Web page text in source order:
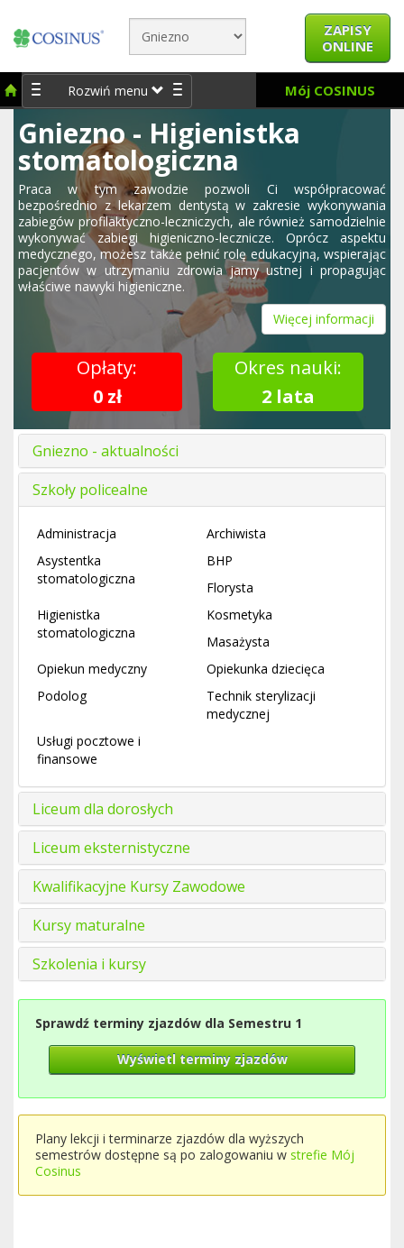
ZAPISY
ONLINE
Rozwiń menu Mój COSINUS
Gniezno - Higienistka
stomatologiczna
Praca w tym zawodzie pozwoli Ci współpracować
bezpośrednio z lekarzem dentystą w zakresie wykonywania
zabiegów profilaktyczno-leczniczych, ale również samodzielnie
wykonywać zabiegi higieniczno-lecznicze. Oprócz aspektu
medycznego, możesz także pełnić rolę edukacyjną, wspierając
pacjentów w utrzymaniu zdrowia jamy ustnej i propagując
właściwe nawyki higieniczne.
Więcej informacji
Opłaty:
0 zł
Okres nauki:
2 lata
Gniezno - aktualności
Szkoły policealne
Administracja
Archiwista
Asystentka
stomatologiczna
BHP
Florysta
Higienistka
stomatologiczna
Kosmetyka
Masażysta
Opiekun medyczny
Opiekunka dziecięca
Podolog
Technik sterylizacji
medycznej
Usługi pocztowe i
finansowe
Liceum dla dorosłych
Liceum eksternistyczne
Kwalifikacyjne Kursy Zawodowe
Kursy maturalne
Szkolenia i kursy
Sprawdź terminy zjazdów dla Semestru 1
Wyświetl terminy zjazdów
Plany lekcji i terminarze zjazdów dla wyższych
semestrów dostępne są po zalogowaniu w strefie Mój
Cosinus